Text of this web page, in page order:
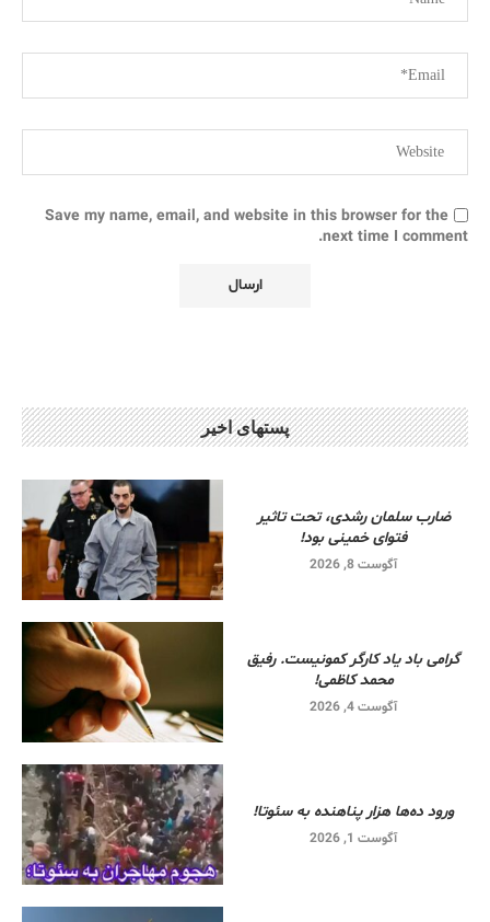
Save my name, email, and website in this browser for the
next time I comment.
پستهای اخیر
ضارب سلمان رشدی، تحت تاثیر
فتوای خمینی بود!
آگوست 8, 2026
گرامی باد یاد کارگر کمونیست. رفیق
محمد کاظمی!
آگوست 4, 2026
ورود ده‌ها هزار پناهنده به سئوتا!
آگوست 1, 2026